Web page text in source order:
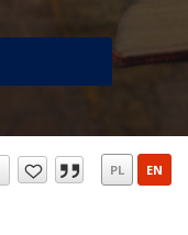
PL EN